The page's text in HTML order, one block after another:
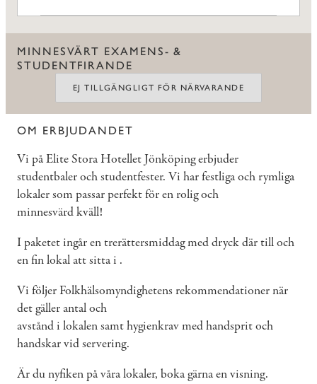
MINNESVÄRT EXAMENS- &
STUDENTFIRANDE
EJ TILLGÄNGLIGT FÖR NÄRVARANDE
OM ERBJUDANDET
Vi på Elite Stora Hotellet Jönköping erbjuder
studentbaler och studentfester. Vi har festliga och rymliga
lokaler som passar perfekt för en rolig och
minnesvärd kväll!
I paketet ingår en trerättersmiddag med dryck där till och
en fin lokal att sitta i .
Vi följer Folkhälsomyndighetens rekommendationer när
det gäller antal och
avstånd i lokalen samt hygienkrav med handsprit och
handskar vid servering.
Är du nyfiken på våra lokaler, boka gärna en visning.